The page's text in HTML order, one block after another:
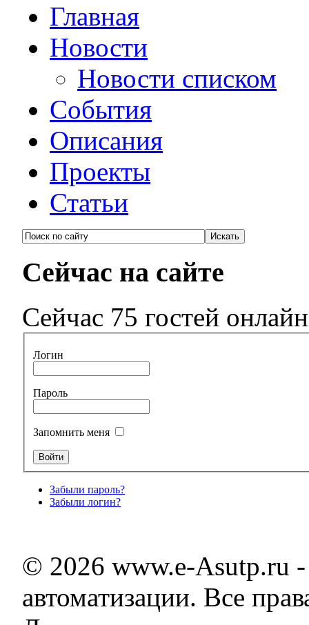
Главная
Новости
Новости списком
События
Описания
Проекты
Статьи
Сейчас на сайте
Сейчас 75 гостей онлайн
Логин
Пароль
Запомнить меня
Забыли пароль?
Забыли логин?
© 2026 www.e-Asutp.ru
автоматизации. Все